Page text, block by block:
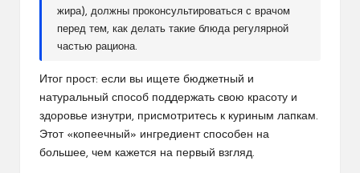
жира), должны проконсультироваться с врачом
перед тем, как делать такие блюда регулярной
частью рациона.
​Итог прост: если вы ищете бюджетный и
натуральный способ поддержать свою красоту и
здоровье изнутри, присмотритесь к куриным лапкам.
Этот «копеечный» ингредиент способен на
большее, чем кажется на первый взгляд.